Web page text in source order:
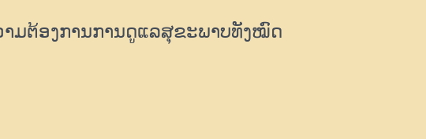
າມຕ້ອງການການດູແລສຸຂະພາບທັງໝົດ